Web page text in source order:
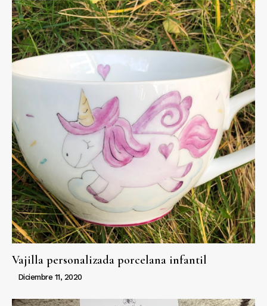
Vajilla personalizada porcelana infantil
Diciembre 11, 2020